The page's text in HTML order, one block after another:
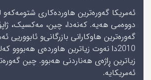
ئەمریکا گەورەترین ھاوردەکاری شتومەکە‌و
دووەمی ھەیە. کەنەدا، چین، مەکسیک،
گەورەترین ھاوکارانی بازرگانی‌و ئابووریی
2010دا نەوت زیاترین ھاوردەی ھەبوو‌و
زیاترین ڕاژەی ھەناردنی ھەبوو. چین
ئەمریکایە.